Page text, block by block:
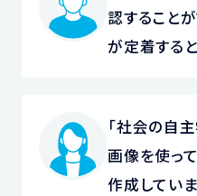
認すること
が定着する
「社会の自
画像を使っ
作成してい